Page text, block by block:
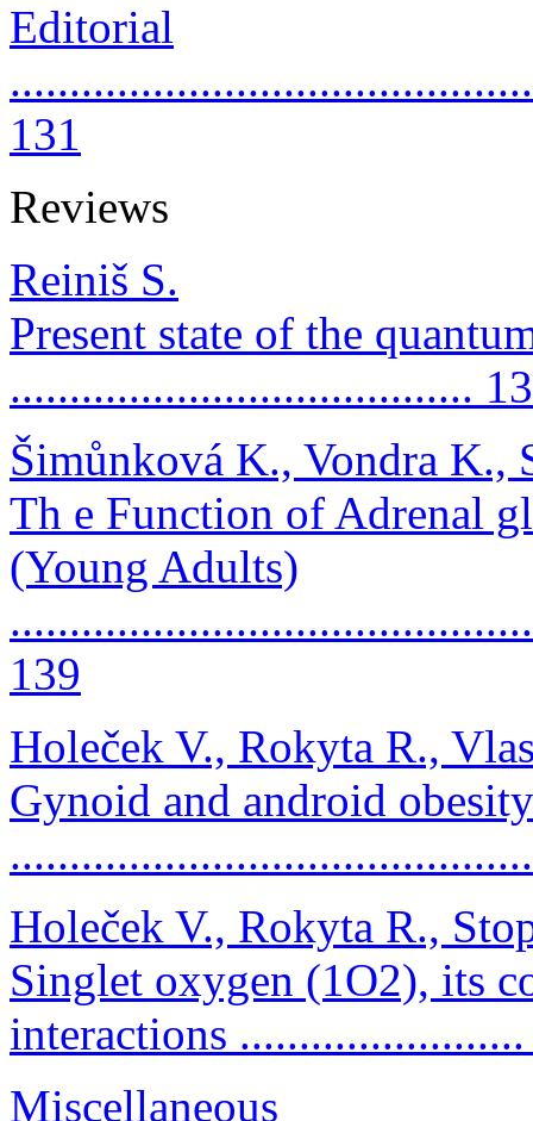
Editorial
131
Reviews
Reiniš S.
Present state of the
.......................................
Šimůnková K., Vondra K.,
Th e Function of Adrenal
(Young Adults)
139
Holeček V., Rokyta R.,
Gynoid and android obesity
Holeček V., Rokyta R.,
Singlet oxygen (1O2), its
interactions
Miscellaneous